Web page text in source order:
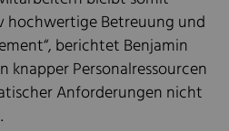
Betreuung und
berichtet Benjamin
knapper Personalressourcen
Anforderungen nicht